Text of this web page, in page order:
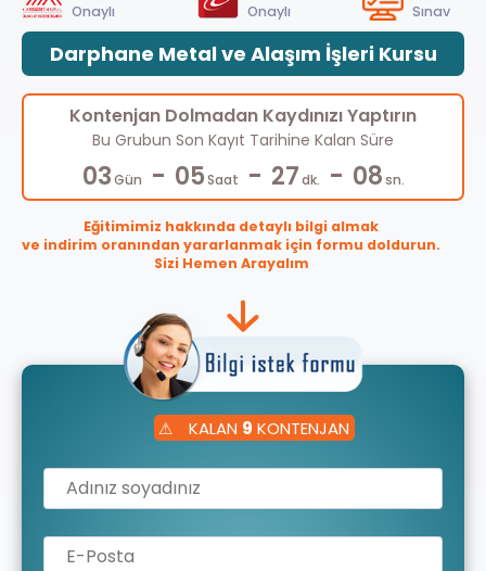
Onaylı
Onaylı
Sınav
Darphane Metal ve Alaşım İşleri Kursu
Kontenjan Dolmadan Kaydınızı Yaptırın
Bu Grubun Son Kayıt Tarihine Kalan Süre
03Gün - 05Saat - 27dk. - 07sn.
Eğitimimiz hakkında detaylı bilgi almak
ve indirim oranından yararlanmak için formu doldurun.
Sizi Hemen Arayalım
⚠ KALAN 9 KONTENJAN